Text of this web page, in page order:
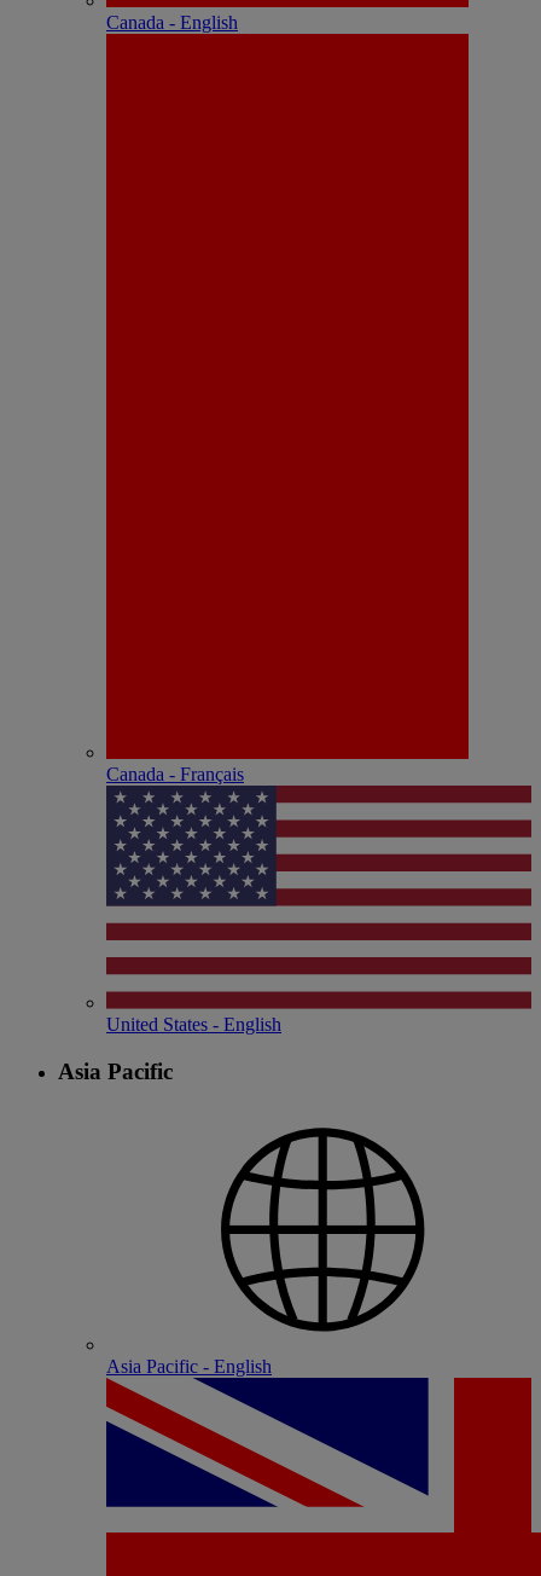
Canada - English
Canada - Français
United States - English
Asia Pacific
Asia Pacific - English